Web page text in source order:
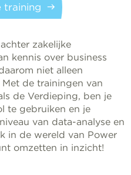
training
zakelijke
kennis over business
niet alleen
Met de trainingen van
de Verdieping, ben je
te gebruiken en je
van data-analyse en
in de wereld van Power
omzetten in inzicht!